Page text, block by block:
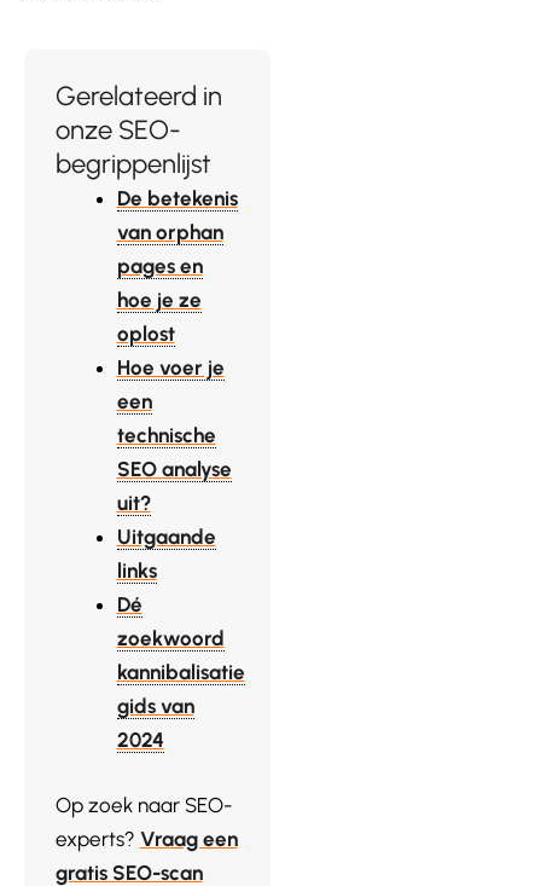
Gerelateerd in
onze SEO-
begrippenlijst
De betekenis
van orphan
pages en
hoe je ze
oplost
Hoe voer je
een
technische
SEO analyse
uit?
Uitgaande
links
Dé
zoekwoord
kannibalisatie
gids van
2024
Op zoek naar SEO-
experts? Vraag een
gratis SEO-scan